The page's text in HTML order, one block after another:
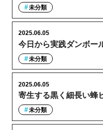
未分類
今日から実践ダンボー
2025.06.05
未分類
寄生する黒く細長い蜂
2025.06.05
未分類